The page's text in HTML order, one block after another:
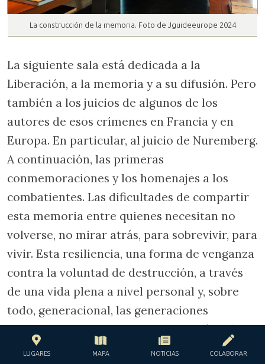
La construcción de la memoria. Foto de Jguideeurope 2024
La siguiente sala está dedicada a la
Liberación, a la memoria y a su difusión. Pero
también a los juicios de algunos de los
autores de esos crímenes en Francia y en
Europa. En particular, al juicio de Nuremberg.
A continuación, las primeras
conmemoraciones y los homenajes a los
combatientes. Las dificultades de compartir
esta memoria entre quienes necesitan no
volverse, no mirar atrás, para sobrevivir, para
vivir. Esta resiliencia, una forma de venganza
contra la voluntad de destrucción, a través
de una vida plena a nivel personal y, sobre
todo, generacional, las generaciones
siguientes de niños que nacen en países (de
nuevo) libres. Niños protegidos, incluso
LUGARES MAPA NOTICIAS COLABORAR